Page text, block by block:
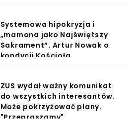
Systemowa hipokryzja i
„mamona jako Najświętszy
Sakrament”. Artur Nowak o
kondycji Kościoła
ZUS wydał ważny komunikat
do wszystkich interesantów.
Może pokrzyżować plany.
"Przepraszamy"